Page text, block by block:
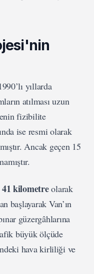
yıllarda
atılması uzun
fizibilite
ise resmi olarak
Ancak geçen 15
41 kilometreolarak
başlayarak Van’ın
güzergâhlarına
büyük ölçüde
hava kirliliği ve